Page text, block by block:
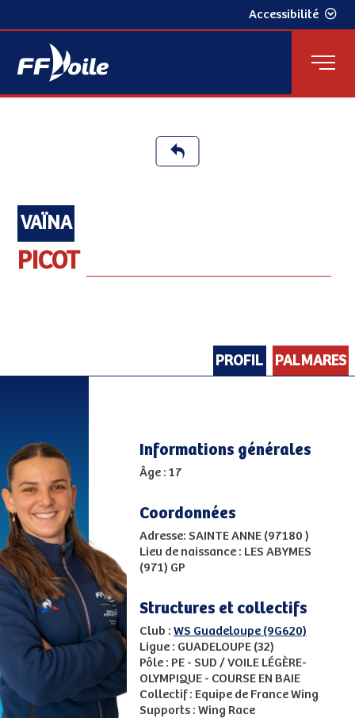
Accessibilité
VAÏNA
PICOT
PROFIL PALMARES
Informations générales
Âge : 17
Coordonnées
Adresse: SAINTE ANNE (97180 )
Lieu de naissance : LES ABYMES
(971) GP
Structures et collectifs
Club : WS Guadeloupe (9G620)
Ligue : GUADELOUPE (32)
Pôle : PE - SUD / VOILE LÉGÈRE-
OLYMPIQUE - COURSE EN BAIE
Collectif : Equipe de France Wing
Supports : Wing Race